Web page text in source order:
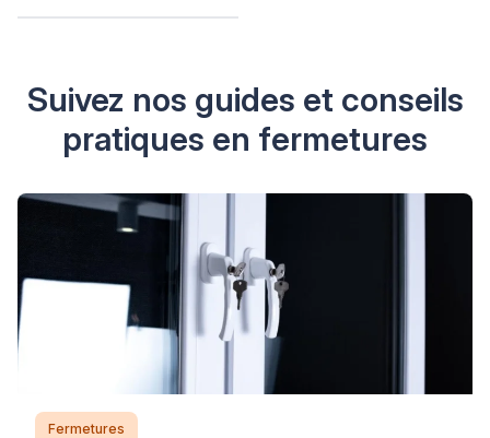
Suivez nos guides et conseils
pratiques en fermetures
Fermetures